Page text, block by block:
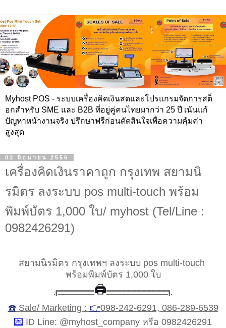
Myhost POS - ระบบเครื่องคิดเงินสดและโปรแกรมจัดการสต็
อกสำหรับ SME และ B2B ที่อยู่คู่คนไทยมากว่า 25 ปี เน้นแก้
ปัญหาหน้างานจริง ปรึกษาฟรีก่อนตัดสินใจเพื่อความคุ้มค่า
สูงสุด
03 มิถุนายน 2556
เครื่องคิดเงินราคาถูก กรุงเทพ สยามนิ
รมิตร ลงระบบ pos multi-touch พร้อม
พิมพ์บัตร 1,000 ใบ/ myhost (Tel/Line :
0982426291)
สยามนิรมิตร กรุงเทพฯ ลงระบบ pos multi-touch
พร้อมพิมพ์บัตร 1,000 ใบ
┏━━━━━━━🖨️━━━━━━━━━━━━┓
☎️Sale/ Marketing : 👉098-242-6291, 086-289-6539
💌 ID Line: @myhost_company หรือ 0982426291